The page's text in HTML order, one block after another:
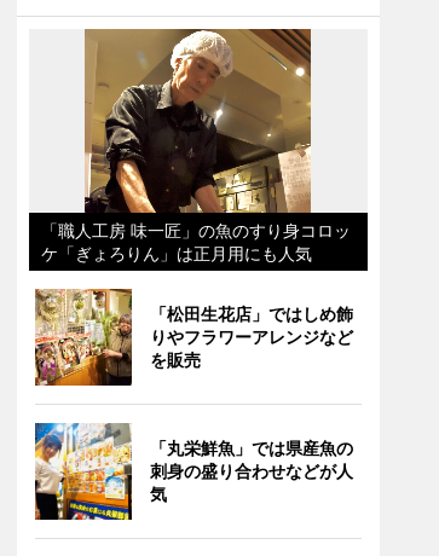
「職人工房 味一匠」の魚のすり身コロッ
ケ「ぎょろりん」は正月用にも人気
「松田生花店」ではしめ飾
りやフラワーアレンジなど
を販売
「丸栄鮮魚」では県産魚の
刺身の盛り合わせなどが人
気